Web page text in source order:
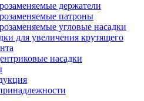
держатели
патроны
угловые насадки
для увеличения крутящего
насадки